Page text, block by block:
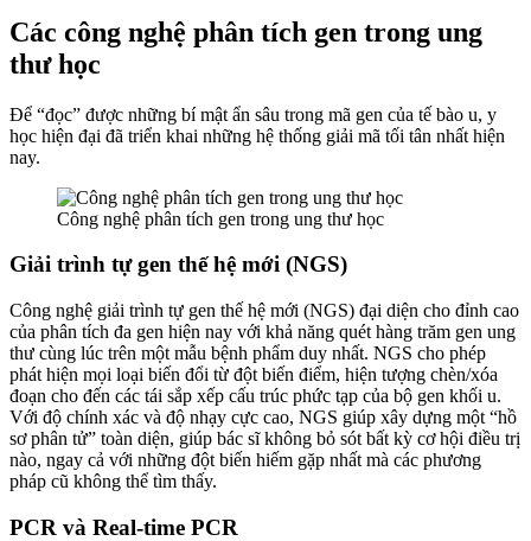
Các công nghệ phân tích gen trong ung
thư học
Để “đọc” được những bí mật ẩn sâu trong mã gen của tế bào u, y
học hiện đại đã triển khai những hệ thống giải mã tối tân nhất hiện
nay.
Công nghệ phân tích gen trong ung thư học
Giải trình tự gen thế hệ mới (NGS)
Công nghệ giải trình tự gen thế hệ mới (NGS) đại diện cho đỉnh cao
của phân tích đa gen hiện nay với khả năng quét hàng trăm gen ung
thư cùng lúc trên một mẫu bệnh phẩm duy nhất. NGS cho phép
phát hiện mọi loại biến đổi từ đột biến điểm, hiện tượng chèn/xóa
đoạn cho đến các tái sắp xếp cấu trúc phức tạp của bộ gen khối u.
Với độ chính xác và độ nhạy cực cao, NGS giúp xây dựng một “hồ
sơ phân tử” toàn diện, giúp bác sĩ không bỏ sót bất kỳ cơ hội điều trị
nào, ngay cả với những đột biến hiếm gặp nhất mà các phương
pháp cũ không thể tìm thấy.
PCR và Real-time PCR